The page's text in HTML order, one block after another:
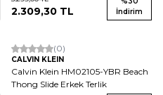
2.309,30 TL
İndirim
(0)
CALVIN KLEIN
Calvin Klein HM02105-YBR Beach
Thong Slide Erkek Terlik